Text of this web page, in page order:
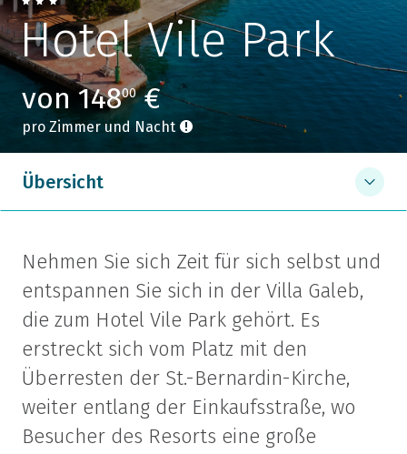
Hotel Vile Park
von 14800€
pro Zimmer und Nacht
Übersicht
Nehmen Sie sich Zeit für sich selbst und
entspannen Sie sich in der Villa Galeb,
die zum Hotel Vile Park gehört. Es
erstreckt sich vom Platz mit den
Überresten der St.-Bernardin-Kirche,
weiter entlang der Einkaufsstraße, wo
Besucher des Resorts eine große